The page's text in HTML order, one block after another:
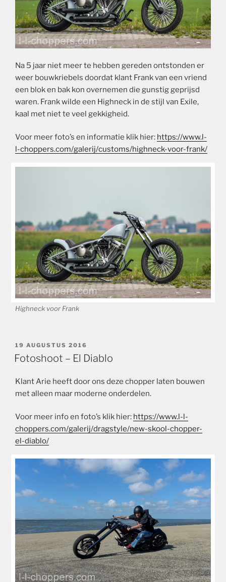
Na 5 jaar niet meer te hebben gereden ontstonden er
weer bouwkriebels doordat klant Frank van een vriend
een blok en bak kon overnemen die gunstig geprijsd
waren. Frank wilde een Highneck in de stijl van Exile,
kaal met niet te veel gekkigheid.
Voor meer foto’s en informatie klik hier: https://www.l-
l-choppers.com/galerij/customs/highneck-voor-frank/
Highneck voor Frank
GEPLAATST
OP
19 AUGUSTUS 2016
Fotoshoot – El Diablo
Klant Arie heeft door ons deze chopper laten bouwen
met alleen maar moderne onderdelen.
Voor meer info en foto’s klik hier: https://www.l-l-
choppers.com/galerij/dragstyle/new-skool-chopper-
el-diablo/